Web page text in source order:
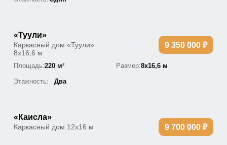
«Туули»
Каркасный дом «Туули»
8х16,6 м
9 350 000 ₽
Площадь:220 м² Размер:8х16,6 м
Этажность: Два
«Каисла»
Каркасный дом 12х16 м 9 700 000 ₽